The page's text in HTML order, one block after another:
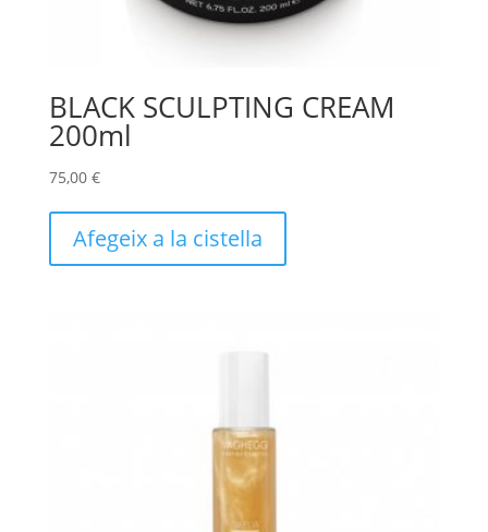
BLACK SCULPTING CREAM
200ml
75,00 €
Afegeix a la cistella